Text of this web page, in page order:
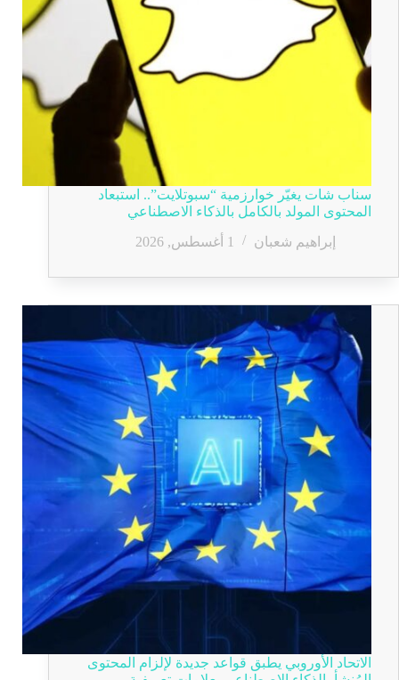
سناب شات يغيّر خوارزمية “سبوتلايت”.. استبعاد
المحتوى المولد بالكامل بالذكاء الاصطناعي
إبراهيم شعبان
1 أغسطس, 2026
الاتحاد الأوروبي يطبق قواعد جديدة لإلزام المحتوى